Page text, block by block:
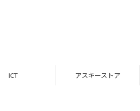
ICT アスキーストア